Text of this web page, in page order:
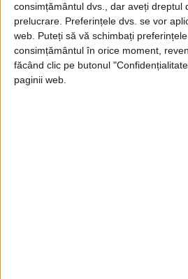
consimțământul dvs., dar aveți dreptul
prelucrare. Preferințele dvs. se vor
web. Puteți să vă schimbați
consimțământul în orice moment,
făcând clic pe butonul
paginii web.